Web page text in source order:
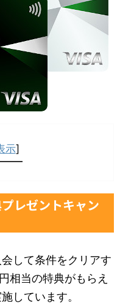
示]
レゼントキャン
して条件をクリアす
相当の特典がもらえ
しています。